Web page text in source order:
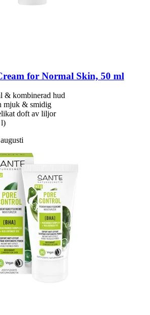
for Normal Skin, 50 ml
& kombinerad hud
mjuk & smidig
doft av liljor
l)